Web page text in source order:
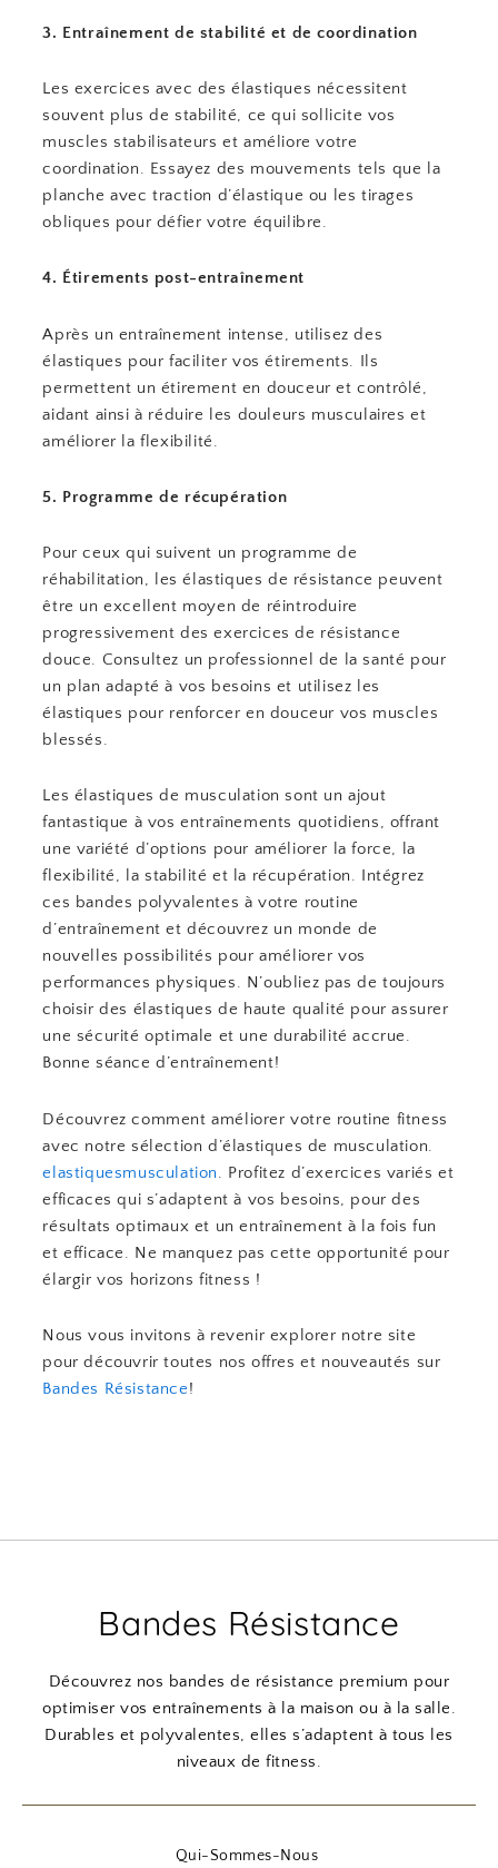
3. Entraînement de stabilité et de coordination
Les exercices avec des élastiques nécessitent
souvent plus de stabilité, ce qui sollicite vos
muscles stabilisateurs et améliore votre
coordination. Essayez des mouvements tels que la
planche avec traction d’élastique ou les tirages
obliques pour défier votre équilibre.
4. Étirements post-entraînement
Après un entraînement intense, utilisez des
élastiques pour faciliter vos étirements. Ils
permettent un étirement en douceur et contrôlé,
aidant ainsi à réduire les douleurs musculaires et
améliorer la flexibilité.
5. Programme de récupération
Pour ceux qui suivent un programme de
réhabilitation, les élastiques de résistance peuvent
être un excellent moyen de réintroduire
progressivement des exercices de résistance
douce. Consultez un professionnel de la santé pour
un plan adapté à vos besoins et utilisez les
élastiques pour renforcer en douceur vos muscles
blessés.
Les élastiques de musculation sont un ajout
fantastique à vos entraînements quotidiens, offrant
une variété d’options pour améliorer la force, la
flexibilité, la stabilité et la récupération. Intégrez
ces bandes polyvalentes à votre routine
d’entraînement et découvrez un monde de
nouvelles possibilités pour améliorer vos
performances physiques. N’oubliez pas de toujours
choisir des élastiques de haute qualité pour assurer
une sécurité optimale et une durabilité accrue.
Bonne séance d’entraînement!
Découvrez comment améliorer votre routine fitness
avec notre sélection d’élastiques de musculation.
elastiquesmusculation. Profitez d’exercices variés et
efficaces qui s’adaptent à vos besoins, pour des
résultats optimaux et un entraînement à la fois fun
et efficace. Ne manquez pas cette opportunité pour
élargir vos horizons fitness !
Nous vous invitons à revenir explorer notre site
pour découvrir toutes nos offres et nouveautés sur
Bandes Résistance!
Bandes Résistance
Découvrez nos bandes de résistance premium pour
optimiser vos entraînements à la maison ou à la salle.
Durables et polyvalentes, elles s’adaptent à tous les
niveaux de fitness.
Qui-Sommes-Nous